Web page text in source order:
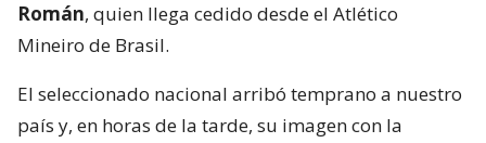
Román, quien llega cedido desde el Atlético
Mineiro de Brasil.
El seleccionado nacional arribó temprano a nuestro
país y, en horas de la tarde, su imagen con la